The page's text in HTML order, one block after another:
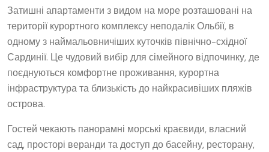
Затишні апартаменти з видом на море розташовані на
території курортного комплексу неподалік Ольбії, в
одному з наймальовничіших куточків північно-східної
Сардинії. Це чудовий вибір для сімейного відпочинку, де
поєднуються комфортне проживання, курортна
інфраструктура та близькість до найкрасивіших пляжів
острова.
Гостей чекають панорамні морські краєвиди, власний
сад, просторі веранди та доступ до басейну, ресторану,